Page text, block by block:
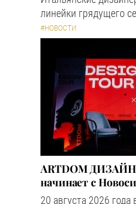
линейки грядущего
#НОВОСТИ
ARTDOM
начинает с
20 августа 2026